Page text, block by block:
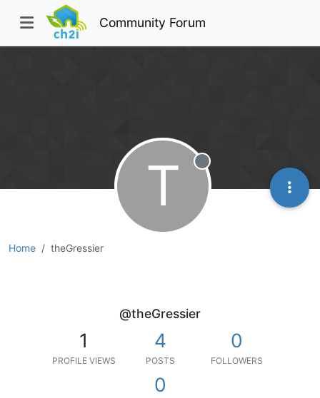
Community Forum
Home theGressier
T Offline
@theGressier
1
PROFILE VIEWS
4
POSTS
0
FOLLOWERS
0